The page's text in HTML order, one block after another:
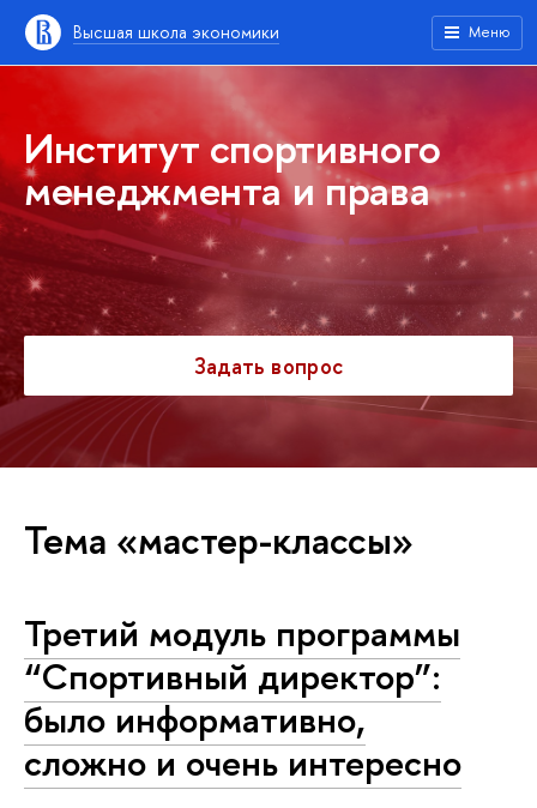
Высшая школа экономики Меню
Институт спортивного
менеджмента и права
Задать вопрос
Тема «мастер-классы»
Третий модуль программы
“Спортивный директор”:
было информативно,
сложно и очень интересно